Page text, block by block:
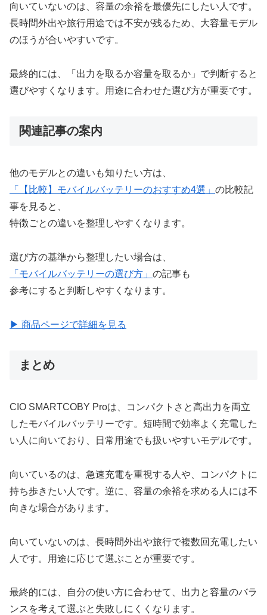
向いていないのは、容量の余裕を最優先にしたい人です。
長時間外出や旅行用途では不安が残るため、大容量モデル
のほうが合いやすいです。
最終的には、「出力を取るか容量を取るか」で判断すると
選びやすくなります。用途に合わせた選び方が重要です。
関連記事の案内
他のモデルとの違いも知りたい方は、
「【比較】モバイルバッテリーのおすすめ4選」 の比較記
事を見ると、
特徴ごとの違いを整理しやすくなります。
選び方の基準から整理したい場合は、
「モバイルバッテリーの選び方」 の記事も
参考にすると判断しやすくなります。
▶ 商品ページで詳細を見る
まとめ
CIO SMARTCOBY Proは、コンパクトさと高出力を両立
したモバイルバッテリーです。短時間で効率よく充電した
い人に向いており、日常用途でも扱いやすいモデルです。
向いているのは、急速充電を重視する人や、コンパクトに
持ち歩きたい人です。逆に、容量の余裕を求める人には不
向きな場合があります。
向いていないのは、長時間外出や旅行で複数回充電したい
人です。用途に応じて選ぶことが重要です。
最終的には、自分の使い方に合わせて、出力と容量のバラ
ンスを考えて選ぶと失敗しにくくなります。